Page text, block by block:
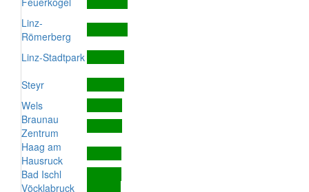
Linz-
Römerberg
Linz-Stadtpark
Steyr
Wels
Braunau
Zentrum
Haag am
Hausruck
Bad Ischl
Vöcklabruck